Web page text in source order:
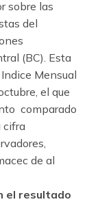
sobre las
del
(BC). Esta
Mensual
el que
comparado
cifra
de al
el resultado